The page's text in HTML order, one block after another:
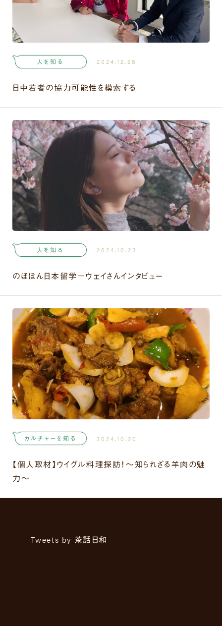
日中若者の協力可能性を模索する
2024.12.28
人を知る
のほほん日本留学－ウェイさんインタビュー
2024.10.23
人を知る
【個人取材】ウイグル料理探訪！～知られざる羊肉の魅
力～
2024.10.20
カルチャーを知る
Tweets by 茶話日和